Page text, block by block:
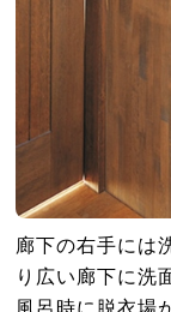
廊下の右手には
り広い廊下に洗
風呂時に脱衣場